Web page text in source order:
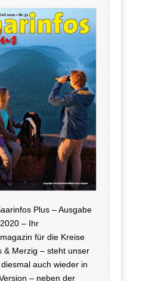
Plus – Ausgabe
– Ihr
für die Kreise
& Merzig – steht unser
auch wieder in
– neben der